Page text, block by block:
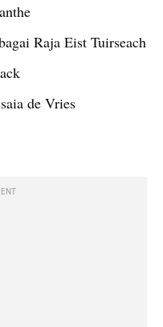
Raja Eist Tuirseach
de Vries